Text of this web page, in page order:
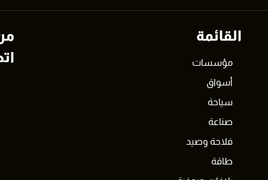
القائمة
مؤسسات
أسواق
سياحة
صناعة
فلاحة وصيد
طاقة